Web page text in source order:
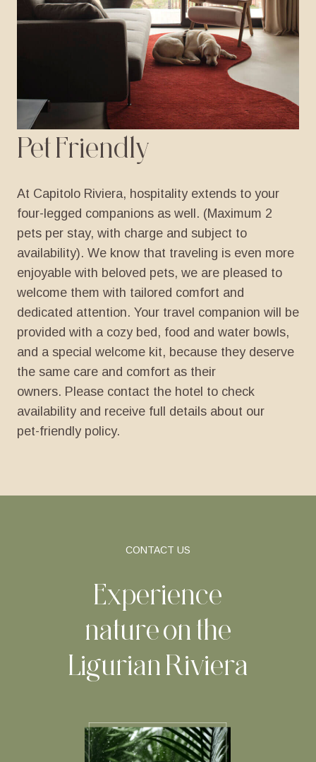
PetFriendly
At Capitolo Riviera, hospitality extends to your
four-legged companions as well. (Maximum 2
pets per stay, with charge and subject to
availability). We know that traveling is even more
enjoyable with beloved pets, we are pleased to
welcome them with tailored comfort and
dedicated attention. Your travel companion will be
provided with a cozy bed, food and water bowls,
and a special welcome kit, because they deserve
the same care and comfort as their
owners. Please contact the hotel to check
availability and receive full details about our
pet-friendly policy.
CONTACT US
Experience
nature on the
Ligurian Riviera